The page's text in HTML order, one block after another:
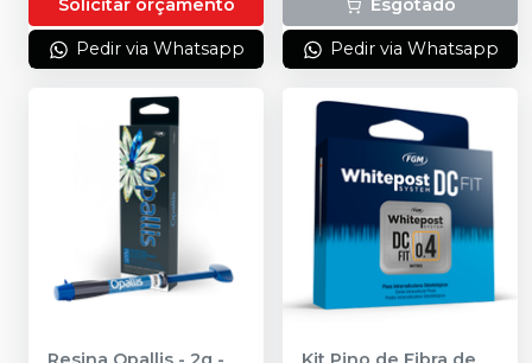
Solicitar orçamento
Pedir via Whatsapp
Esgotado
Pedir via Whatsapp